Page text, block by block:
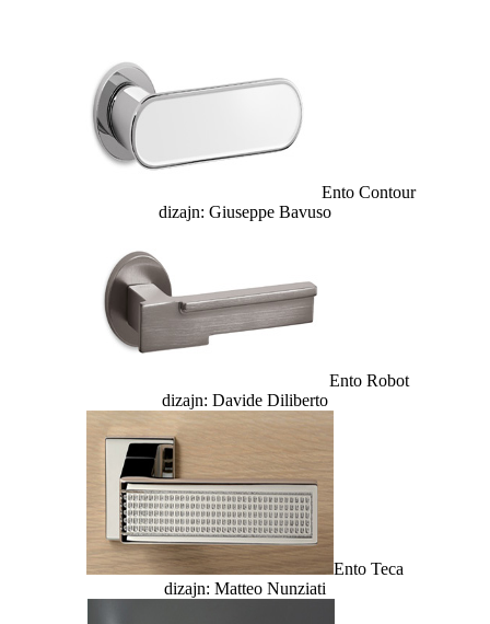
Ento Contour
dizajn: Giuseppe Bavuso
Ento Robot
dizajn: Davide Diliberto
Ento Teca
dizajn: Matteo Nunziati